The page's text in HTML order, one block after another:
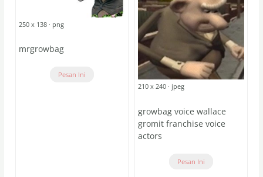
250 x 138 · png
mrgrowbag
Pesan Ini
210 x 240 · jpeg
growbag voice wallace
gromit franchise voice
actors
Pesan Ini